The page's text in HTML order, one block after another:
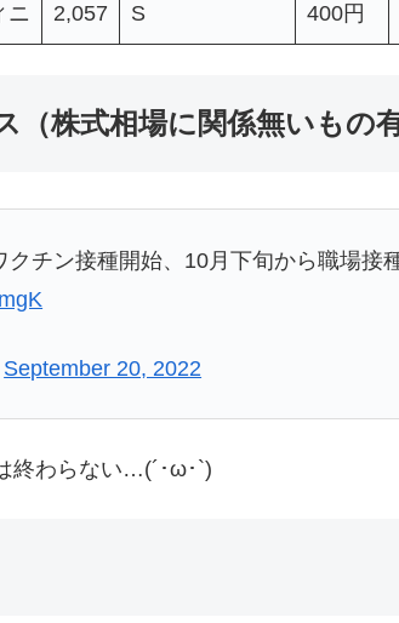
ニ 2,057 S 400円
（株式相場に関係無いもの有
クチン接種開始、10月下旬から職場接
September 20, 2022
終わらない…(´･ω･`)